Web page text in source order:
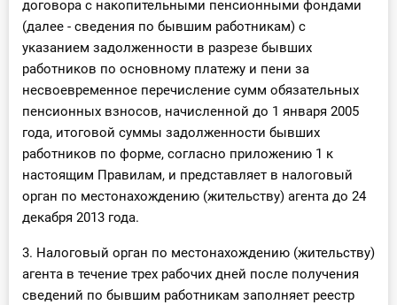
договора с накопительными пенсионными фондами
(далее - сведения по бывшим работникам) с
указанием задолженности в разрезе бывших
работников по основному платежу и пени за
несвоевременное перечисление сумм обязательных
пенсионных взносов, начисленной до 1 января 2005
года, итоговой суммы задолженности бывших
работников по форме, согласно приложению 1 к
настоящим Правилам, и представляет в налоговый
орган по местонахождению (жительству) агента до 24
декабря 2013 года.
3. Налоговый орган по местонахождению (жительству)
агента в течение трех рабочих дней после получения
сведений по бывшим работникам заполняет реестр